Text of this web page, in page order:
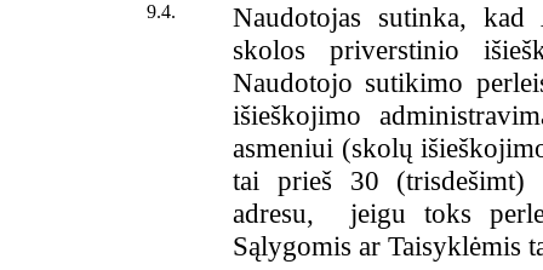
9.4.
Naudotojas sutinka,
skolos priverstinio
Naudotojo sutikimo
išieškojimo
asmeniui (skolų
tai prieš 30 (trisdešimt)
adresu, jeigu toks
Sąlygomis ar Taisyklėmis